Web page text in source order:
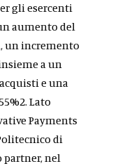
gli esercenti
aumento del
un incremento
a un
e una
2.Lato
Payments
di
partner, nel